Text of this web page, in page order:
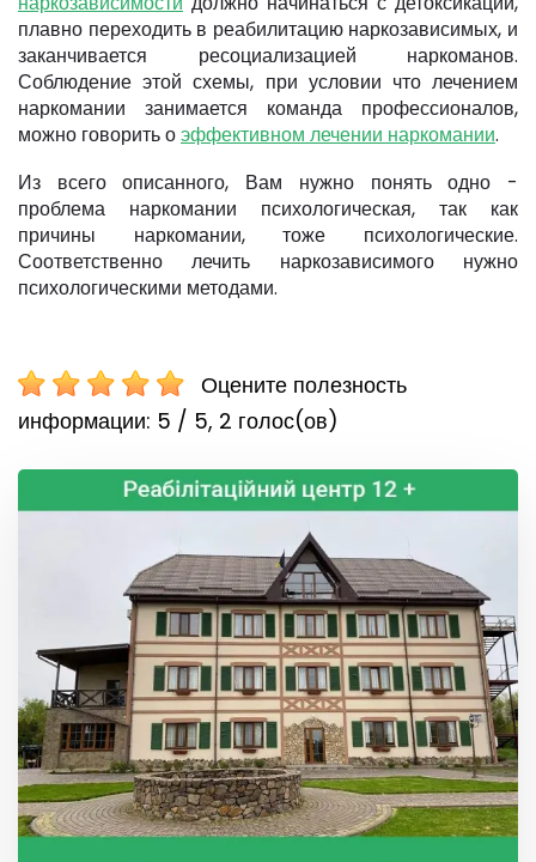
плавно переходить в реабилитацию наркозависимых, и
заканчивается ресоциализацией наркоманов.
Соблюдение этой схемы, при условии что лечением
наркомании занимается команда профессионалов,
можно говорить оэффективном лечении наркомании.
Из всего описанного, Вам нужно понять одно -
проблема наркомании психологическая, так как
причины наркомании, тоже психологические.
Соответственно лечить наркозависимого нужно
психологическими методами.
Оцените полезность
информации: 5 / 5, 2 голос(ов)